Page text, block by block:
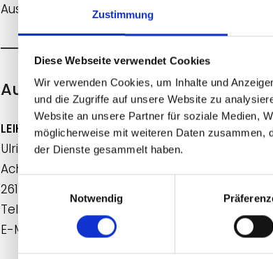
Zustimmung
Diese Webseite verwendet Cookies
Wir verwenden Cookies, um Inhalte und
und die Zugriffe auf unsere Website zu
Website an unsere Partner für soziale Medien,
möglicherweise mit weiteren Daten zusammen,
der Dienste gesammelt haben.
Notwendig
Ausstellung um Original-Schilder sowie
Ausstellungsinformationen
LEIHGEBER:
Ulrich Kropp
Achtern Nordpol 14
26180 Rastede
Tel. (0 44 02) 82 282
E-Mail:
UKropp@ewetel.net